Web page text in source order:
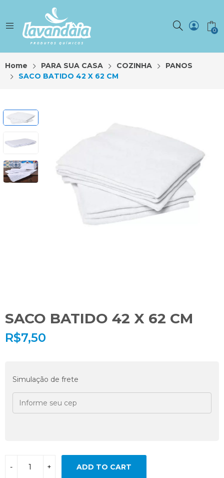
0
Home PARA SUA CASA COZINHA
PANOS
SACO BATIDO 42 X 62 CM
SACO BATIDO 42 X 62 CM
R$7,50
Simulação de frete
ADD TO CART